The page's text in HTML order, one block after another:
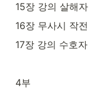
15장 강의 살해자
16장 무사시 작전
17장 강의 수호자
4부